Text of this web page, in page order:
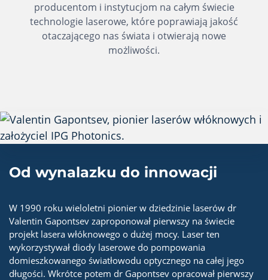
producentom i instytucjom na całym świecie
technologie laserowe, które poprawiają jakość
otaczającego nas świata i otwierają nowe
możliwości.
Od wynalazku do innowacji
W 1990 roku wieloletni pionier w dziedzinie laserów dr
Valentin Gapontsev zaproponował pierwszy na świecie
projekt lasera włóknowego o dużej mocy. Laser ten
wykorzystywał diody laserowe do pompowania
domieszkowanego światłowodu optycznego na całej jego
długości. Wkrótce potem dr Gapontsev opracował pierwszy